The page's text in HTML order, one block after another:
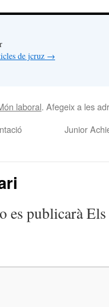
de jcruz →
laboral. Afegeix a les
Junior
es publicaràEls